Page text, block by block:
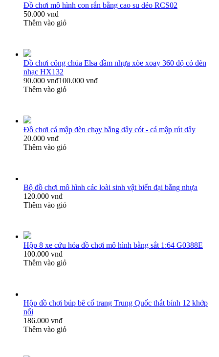
Đồ chơi mô hình con rắn bằng cao su dẻo RCS02
50.000 vnđ
Thêm vào giỏ
Đồ chơi công chúa Elsa đầm nhựa xòe xoay 360 độ có đèn
nhạc HX132
90.000 vnđ100.000 vnđ
Thêm vào giỏ
Đồ chơi cá mập đèn chạy bằng dây cót - cá mập rút dây
20.000 vnđ
Thêm vào giỏ
Bộ đồ chơi mô hình các loài sinh vật biển đại bằng nhựa
120.000 vnđ
Thêm vào giỏ
Hộp 8 xe cứu hỏa đồ chơi mô hình bằng sắt 1:64 G0388E
100.000 vnđ
Thêm vào giỏ
Hộp đồ chơi búp bê cổ trang Trung Quốc thắt bính 12 khớp
nối
186.000 vnđ
Thêm vào giỏ